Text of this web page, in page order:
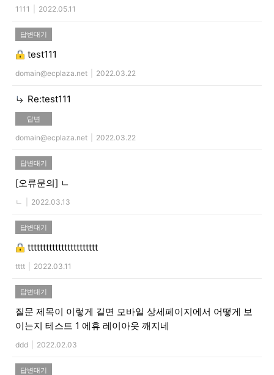
1111 2022.05.11
답변대기
test111
domain@ecplaza.net 2022.03.22
Re:test111
답변
domain@ecplaza.net 2022.03.22
답변대기
[오류문의] ㄴ
ㄴ 2022.03.13
답변대기
ttttttttttttttttttttttt
tttt 2022.03.11
답변대기
질문 제목이 이렇게 길면 모바일 상세페이지에서 어떻게 보
이는지 테스트 1 에휴 레이아웃 깨지네
ddd 2022.02.03
답변대기